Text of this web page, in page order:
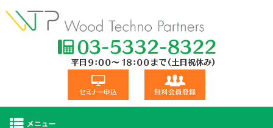
TEL:03-
セミナー申込